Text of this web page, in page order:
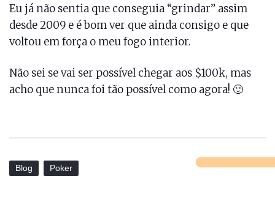
Eu já não sentia que conseguia “grindar” assim
desde 2009 e é bom ver que ainda consigo e que
voltou em força o meu fogo interior.
Não sei se vai ser possível chegar aos $100k, mas
acho que nunca foi tão possível como agora! 🙂
Blog Poker